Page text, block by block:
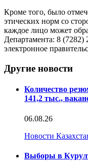
Кроме того, было
этических норм со
каждое лицо может
Департамента: 8 (7282)
электронное
Другие новости
Количество
141,2 тыс.,
06.08.26
Новости
Выборы в